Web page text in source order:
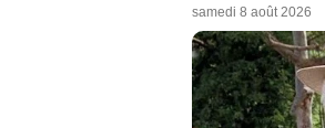
samedi 8 août 2026